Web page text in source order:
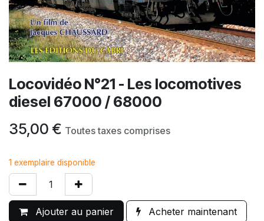
Locovidéo N°21 - Les locomotives
diesel 67000 / 68000
35,00 € Toutes taxes comprises
1 exemplaire disponible
Ajouter au panier Acheter maintenant